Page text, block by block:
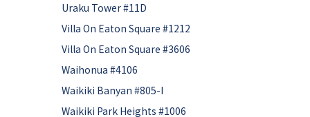
Uraku Tower #11D
Villa On Eaton Square #1212
Villa On Eaton Square #3606
Waihonua #4106
Waikiki Banyan #805-I
Waikiki Park Heights #1006